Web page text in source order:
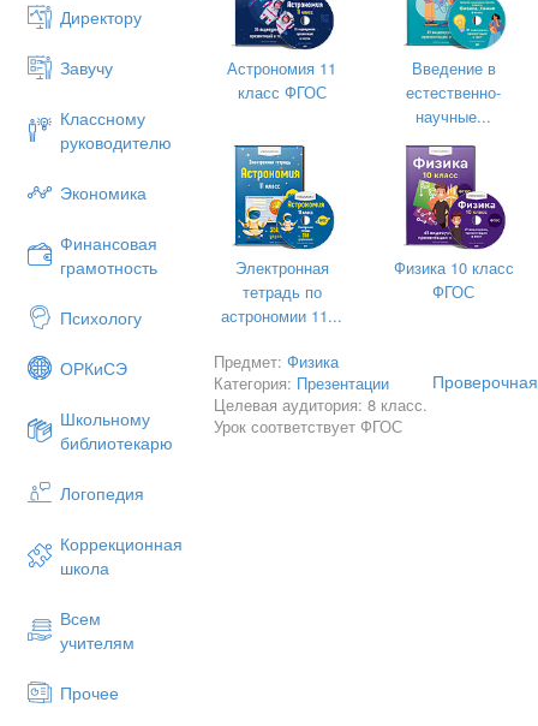
Директору
Завучу
Классному
руководителю
Экономика
Финансовая
грамотность
Психологу
ОРКиСЭ
Школьному
библиотекарю
Логопедия
Коррекционная
школа
Всем
учителям
Прочее
Аннотация.
Проверочная работа по теме
Предмет:физика
Класс: 8
Цели:обобщение и закрепление
сгорания»
На 1 слайде при нажатии на номер на
появляется правильный ответ.
На 2 и 3 слайде при нажатии на
Астрономия 11
класс ФГОС
Введение в
естественно-
научные...
Электронная
тетрадь по
астрономии 11...
Физика 10 класс
ФГОС
Предмет:Физика
Категория: Презентации
Целевая аудитория: 8 класс.
Урок соответствует ФГОС